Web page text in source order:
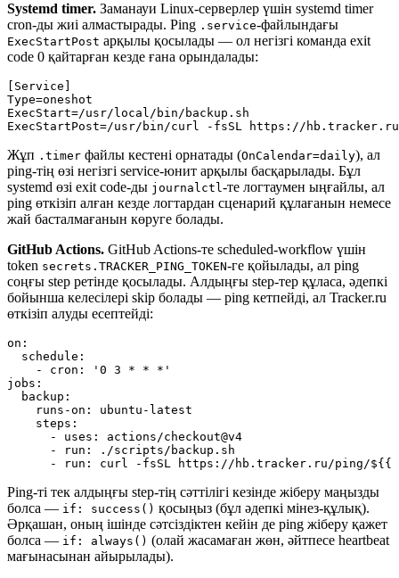
Systemd timer. Заманауи Linux-серверлер үшін systemd timer
cron-ды жиі алмастырады. Ping .service-файлындағы
ExecStartPost арқылы қосылады — ол негізгі команда exit
code 0 қайтарған кезде ғана орындалады:
[Service]
Type=oneshot
ExecStart=/usr/local/bin/backup.sh
Жұп .timer файлы кестені орнатады (OnCalendar=daily), ал
ping-тің өзі негізгі service-юнит арқылы басқарылады. Бұл
systemd өзі exit code-ды journalctl-те логтаумен ыңғайлы, ал
ping өткізіп алған кезде логтардан сценарий құлағанын немесе
жай басталмағанын көруге болады.
GitHub Actions. GitHub Actions-те scheduled-workflow үшін
token secrets.TRACKER_PING_TOKEN-ге қойылады, ал ping
соңғы step ретінде қосылады. Алдыңғы step-тер құласа, әдепкі
бойынша келесілері skip болады — ping кетпейді, ал Tracker.ru
өткізіп алуды есептейді:
on:
  schedule:
    - cron: '0 3 * * *'
jobs:
  backup:
    runs-on: ubuntu-latest
    steps:
      - uses: actions/checkout@v4
      - run: ./scripts/backup.sh
Ping-ті тек алдыңғы step-тің сәттілігі кезінде жіберу маңызды
болса — if: success() қосыңыз (бұл әдепкі мінез-құлық).
Әрқашан, оның ішінде сәтсіздіктен кейін де ping жіберу қажет
болса — if: always() (олай жасамаған жөн, әйтпесе heartbeat
мағынасынан айырылады).